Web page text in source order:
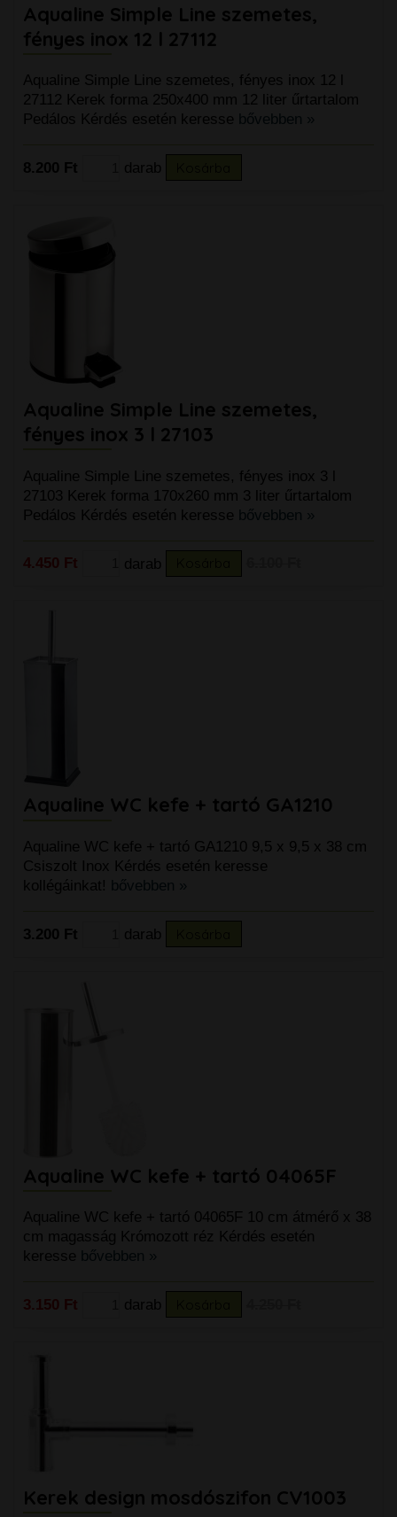
Aqualine Simple Line szemetes,
fényes inox 12 l 27112
Aqualine Simple Line szemetes, fényes inox 12 l
27112 Kerek forma 250x400 mm 12 liter űrtartalom
Pedálos Kérdés esetén keresse bővebben »
8.200 Ft darab
Aqualine Simple Line szemetes,
fényes inox 3 l 27103
Aqualine Simple Line szemetes, fényes inox 3 l
27103 Kerek forma 170x260 mm 3 liter űrtartalom
Pedálos Kérdés esetén keresse bővebben »
4.450 Ft darab
Aqualine WC kefe + tartó GA1210
Aqualine WC kefe + tartó GA1210 9,5 x 9,5 x 38 cm
Csiszolt Inox Kérdés esetén keresse
kollégáinkat! bővebben »
3.200 Ft darab
Aqualine WC kefe + tartó 04065F
Aqualine WC kefe + tartó 04065F 10 cm átmérő x 38
cm magasság Krómozott réz Kérdés esetén
keresse bővebben »
3.150 Ft darab
Kerek design mosdószifon CV1003